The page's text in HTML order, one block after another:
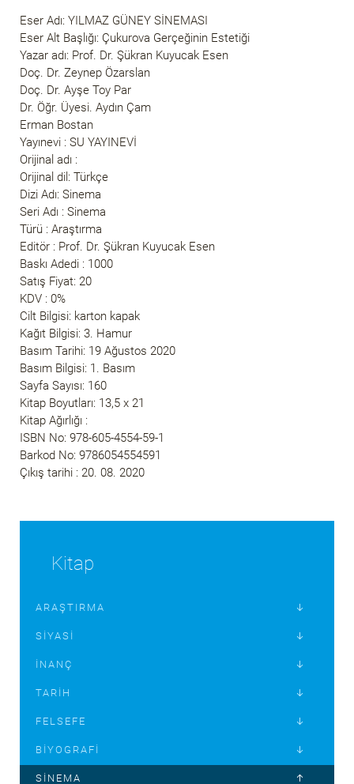
Eser Adı: YILMAZ GÜNEY SİNEMASI
Eser Alt Başlığı: Çukurova Gerçeğinin Estetiği
Yazar adı: Prof. Dr. Şükran Kuyucak Esen
Doç. Dr. Zeynep Özarslan
Doç. Dr. Ayşe Toy Par
Dr. Öğr. Üyesi. Aydın Çam
Erman Bostan
Yayınevi : SU YAYINEVİ
Orijinal adı :
Orijinal dil: Türkçe
Dizi Adı: Sinema
Seri Adı : Sinema
Türü : Araştırma
Editör : Prof. Dr. Şükran Kuyucak Esen
Baskı Adedi : 1000
Satış Fiyat: 20
KDV : 0%
Cilt Bilgisi: karton kapak
Kağıt Bilgisi: 3. Hamur
Basım Tarihi: 19 Ağustos 2020
Basım Bilgisi: 1. Basım
Sayfa Sayısı: 160
Kitap Boyutları: 13,5 x 21
Kitap Ağırlığı :
ISBN No: 978-605-4554-59-1
Barkod No: 9786054554591
Çıkış tarihi : 20. 08. 2020
Kitap
ARAŞTIRMA
SIYASI
İNANÇ
TARIH
FELSEFE
BIYOGRAFI
SINEMA